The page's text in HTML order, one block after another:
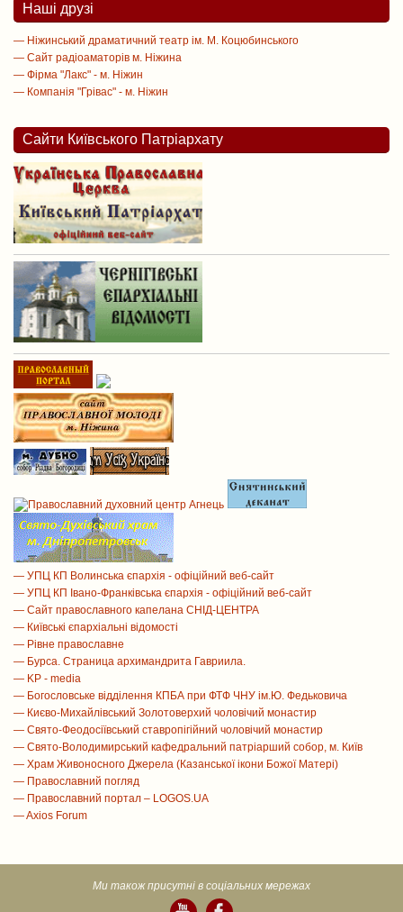
Наші друзі
— Ніжинський драматичний театр ім. М. Коцюбинського
— Сайт радіоаматорів м. Ніжина
— Фірма "Лакс" - м. Ніжин
— Компанія "Грівас" - м. Ніжин
Сайти Київського Патріархату
— УПЦ КП Волинська єпархія - офіційний веб-сайт
— УПЦ КП Івано-Франківська єпархія - офіційний веб-сайт
— Сайт православного капелана СНІД-ЦЕНТРА
— Київські єпархіальні відомості
— Рівне православне
— Бурса. Страница архимандрита Гавриила.
— KP - media
— Богословське відділення КПБА при ФТФ ЧНУ ім.Ю. Федьковича
— Києво-Михайлівський Золотоверхий чоловічий монастир
— Свято-Феодосіївський ставропігійний чоловічий монастир
— Свято-Володимирський кафедральний патріарший собор, м. Київ
— Храм Живоносного Джерела (Казанської ікони Божої Матері)
— Православний погляд
— Православний портал – LOGOS.UA
— Axios Forum
Ми також присутні в соціальних мережах